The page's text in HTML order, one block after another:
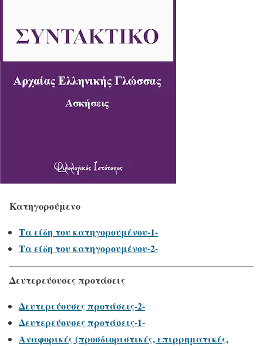
Κατηγορούμενο
Τα είδη του κατηγορουμένου-1-
Τα είδη του κατηγορουμένου-2-
Δευτερεύουσες προτάσεις
Δευτερεύουσες προτάσεις-2-
Δευτερεύουσες προτάσεις-1-
Αναφορικές (προσδιοριστικές, επιρρηματικές,